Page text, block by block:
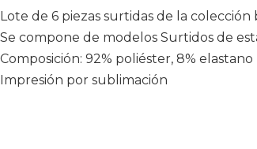
Lote de 6 piezas surtidas de la
Se compone de modelos Surtidos de
Composición: 92% poliéster, 8% elastano
Impresión por sublimación